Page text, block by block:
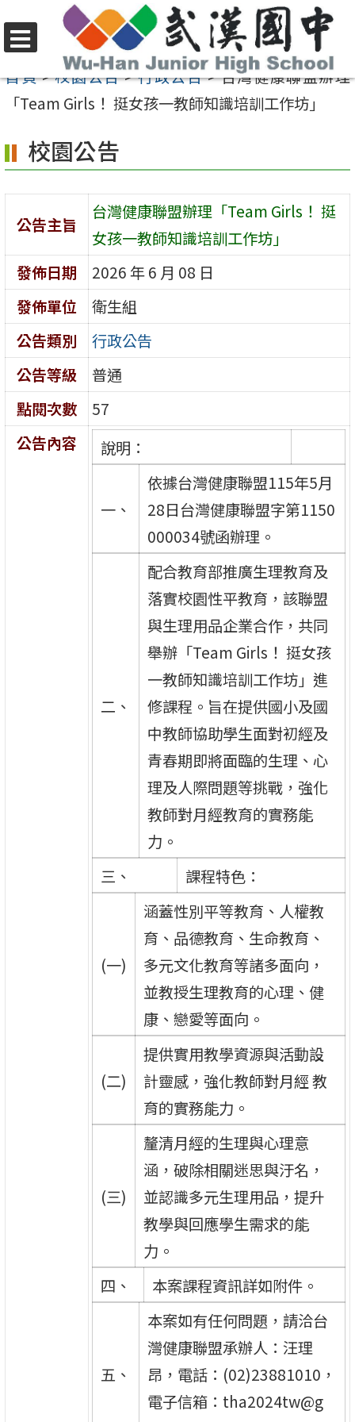
至
容
區
選
單
首頁>校園公告>行政公告>台灣健康聯盟辦理
「Team Girls！ 挺女孩一教師知識培訓工作坊」
校園公告
公告主旨
台灣健康聯盟辦理「Team Girls！ 挺
女孩一教師知識培訓工作坊」
發佈日期
2026 年 6 月 08 日
發佈單位
衛生組
公告類別
行政公告
公告等級
普通
點閱次數
57
公告內容
說明：
一、
依據台灣健康聯盟115年5月
28日台灣健康聯盟字第1150
000034號函辦理。
二、
配合教育部推廣生理教育及
落實校園性平教育，該聯盟
與生理用品企業合作，共同
舉辦「Team Girls！ 挺女孩
一教師知識培訓工作坊」進
修課程。旨在提供國小及國
中教師協助學生面對初經及
青春期即將面臨的生理、心
理及人際問題等挑戰，強化
教師對月經教育的實務能
力。
三、
課程特色：
(一)
涵蓋性別平等教育、人權教
育、品德教育、生命教育、
多元文化教育等諸多面向，
並教授生理教育的心理、健
康、戀愛等面向。
(二)
提供實用教學資源與活動設
計靈感，強化教師對月經 教
育的實務能力。
(三)
釐清月經的生理與心理意
涵，破除相關迷思與汙名，
並認識多元生理用品，提升
教學與回應學生需求的能
力。
四、
本案課程資訊詳如附件。
五、
本案如有任何問題，請洽台
灣健康聯盟承辦人：汪理
昂，電話：(02)23881010，
電子信箱：tha2024tw@g